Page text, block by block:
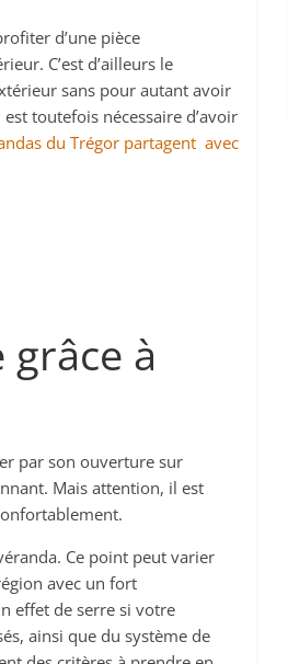
d’une pièce
C’est d’ailleurs le
sans pour autant avoir
toutefois nécessaire d’avoir
du Trégor partagent avec
à
par son ouverture sur
Mais attention, il est
Ce point peut varier
avec un fort
effet de serre si votre
ainsi que du système de